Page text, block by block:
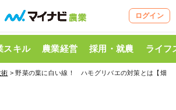
ログイン
スキル 農業経営 採用・就農 ライフ
術 > 野菜の葉に白い線！ ハモグリバエの対策とは【畑